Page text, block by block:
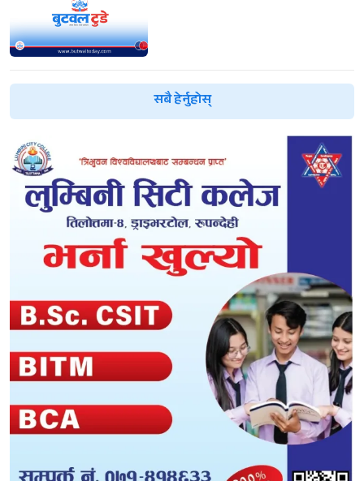
सबै हेर्नुहोस्